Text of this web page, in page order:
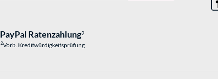
PayPal Ratenzahlung2
2Vorb. Kreditwürdigkeitsprüfung